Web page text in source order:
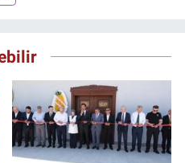
ve içerik üretiyorum.